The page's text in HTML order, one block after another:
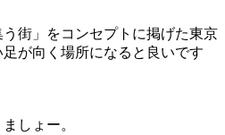
う街」をコンセプトに掲げた東京
が向く場所になると良いです
しょー。